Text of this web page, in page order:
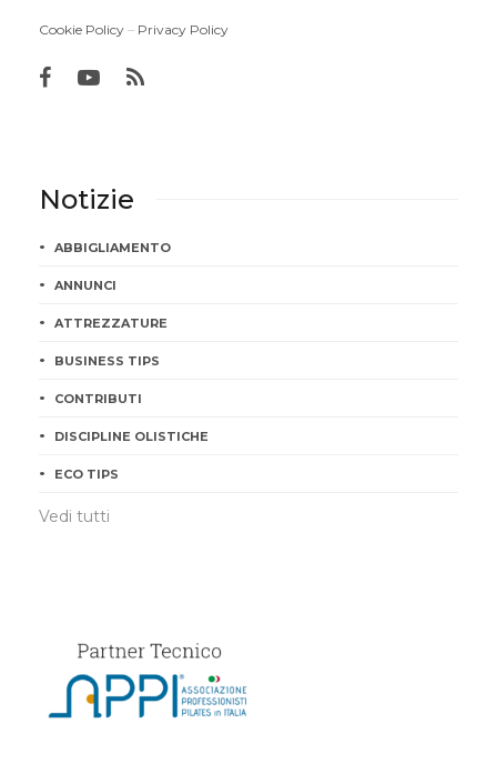
Cookie Policy – Privacy Policy
Notizie
ABBIGLIAMENTO
ANNUNCI
ATTREZZATURE
BUSINESS TIPS
CONTRIBUTI
DISCIPLINE OLISTICHE
ECO TIPS